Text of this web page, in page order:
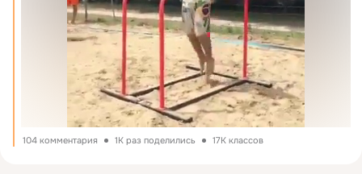
104 комментария 1K раз поделились 17K классов